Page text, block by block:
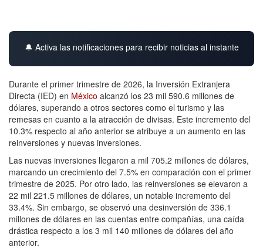
🔔 Activa las notificaciones para recibir noticias al instante
Durante el primer trimestre de 2026, la Inversión Extranjera
Directa (IED) en México alcanzó los 23 mil 590.6 millones de
dólares, superando a otros sectores como el turismo y las
remesas en cuanto a la atracción de divisas. Este incremento del
10.3% respecto al año anterior se atribuye a un aumento en las
reinversiones y nuevas inversiones.
Las nuevas inversiones llegaron a mil 705.2 millones de dólares,
marcando un crecimiento del 7.5% en comparación con el primer
trimestre de 2025. Por otro lado, las reinversiones se elevaron a
22 mil 221.5 millones de dólares, un notable incremento del
33.4%. Sin embargo, se observó una desinversión de 336.1
millones de dólares en las cuentas entre compañías, una caída
drástica respecto a los 3 mil 140 millones de dólares del año
anterior.